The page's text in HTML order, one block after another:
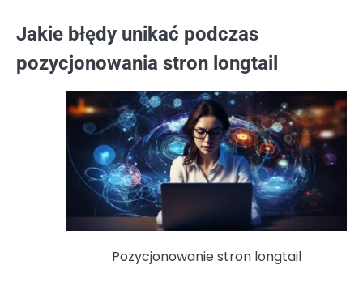
Jakie błędy unikać podczas
pozycjonowania stron longtail
Pozycjonowanie stron longtail